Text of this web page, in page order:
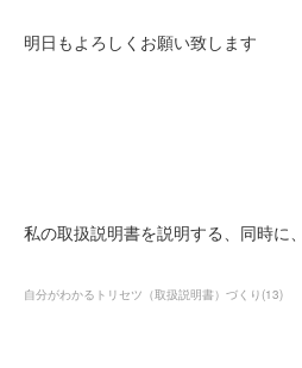
明日もよろしくお願い致します
私の取扱説明書を説明する、同時に
自分がわかるトリセツ（取扱説明書）づくり (13)